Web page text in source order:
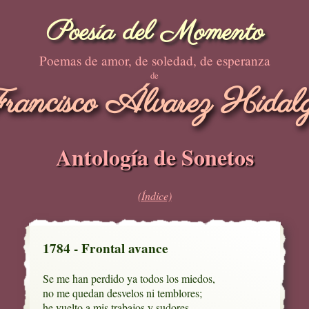
Poesía del Momento
Poemas de amor, de soledad, de esperanza
de
Álvarez
Antología de Sonetos
(Índice)
1784 - Frontal avance
Se me han perdido ya todos los miedos,
no me quedan desvelos ni temblores;